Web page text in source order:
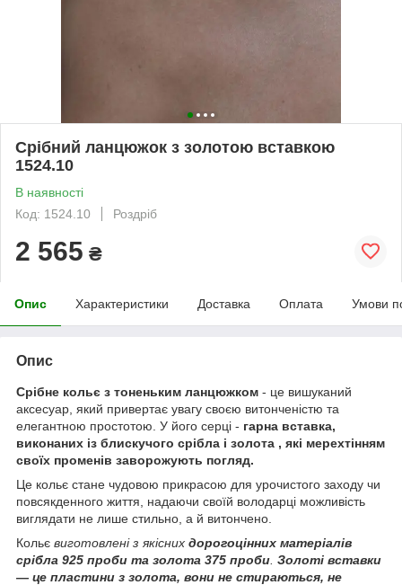
Срібний ланцюжок з золотою вставкою
1524.10
В наявності
Код: 1524.10
Роздріб
2 565 ₴
Опис Характеристики Доставка Оплата Умови
Опис
Срібне кольє з тоненьким ланцюжком - це вишуканий
аксесуар, який привертає увагу своєю витонченістю та
елегантною простотою. У його серці - гарна вставка,
виконаних із блискучого срібла і золота , які мерехтінням
своїх променів заворожують погляд.
Це кольє стане чудовою прикрасою для урочистого заходу чи
повсякденного життя, надаючи своїй володарці можливість
виглядати не лише стильно, а й витончено.
Кольє виготовлені з якісних дорогоцінних матеріалів
срібла 925 проби та золота 375 проби Золоті вставки
— це пластини з золота, вони не стираються, не